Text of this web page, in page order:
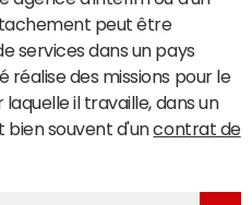
peut être
services dans un pays
réalise des missions pour le
il travaille, dans un
bien souvent d'uncontrat de